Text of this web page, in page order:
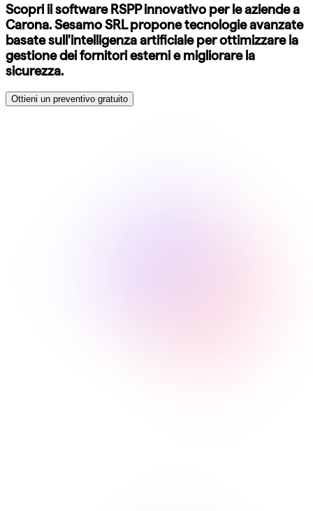
Scopri il software RSPP innovativo per le aziende a
Carona. Sesamo SRL propone tecnologie avanzate
basate sull'intelligenza artificiale per ottimizzare la
gestione dei fornitori esterni e migliorare la
sicurezza.
Ottieni un preventivo gratuito